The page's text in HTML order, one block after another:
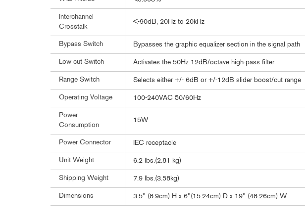
Interchannel
Crosstalk
<-90dB, 20Hz to 20kHz
Bypass Switch Bypasses the graphic equalizer section in the signal path
Low cut Switch Activates the 50Hz 12dB/octave high-pass filter
Range Switch Selects either +/- 6dB or +/-12dB slider boost/cut range
Operating Voltage 100-240VAC 50/60Hz
Power
Consumption
15W
Power Connector IEC receptacle
Unit Weight 6.2 lbs.(2.81 kg)
Shipping Weight 7.9 lbs.(3.58kg)
Dimensions 3.5" (8.9cm) H x 6"(15.24cm) D x 19" (48.26cm) W